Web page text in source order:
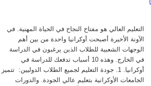
التعليم العالي هو مفتاح النجاح في الحياة المهنية. في
الآونة الأخيرة أصبحت أوكرانيا واحدة من بين أهم
الوجهات الشعبية للطلاب الذين يرغبون في الدراسة
في الخارج. وهذه 10 أسباب تدفعك للدراسة في
أوكرانيا. 1. جودة التعليم لجميع الطلاب الدوليين: تتميز
الجامعات الأوكرانية بتعليم عالي الجودة. والدورات